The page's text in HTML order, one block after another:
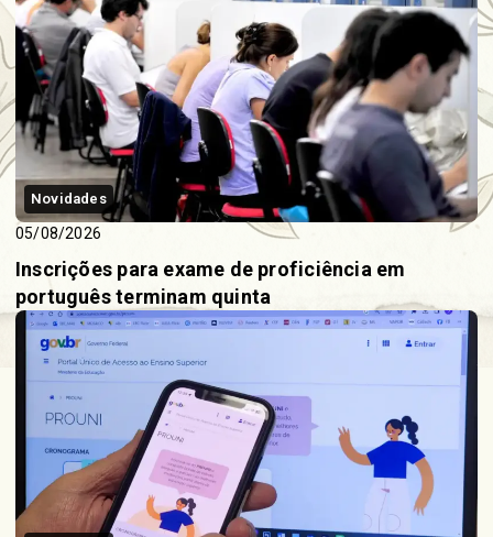
Novidades
05/08/2026
Inscrições para exame de proficiência em
português terminam quinta